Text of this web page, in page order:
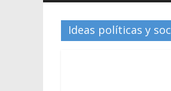
Ideas políticas y